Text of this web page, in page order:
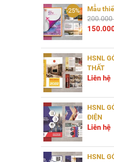
-25%
Mẫu
200.000
HSNL
THẤT
Liên hệ
HSNL
ĐIỆN
Liên hệ
HSNL